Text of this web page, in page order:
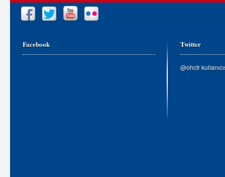
Facebook Twitter
@ohctr